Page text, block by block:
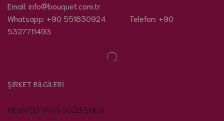
Email: info@bouquet.com.tr
Whatsapp: +90 551830924 Telefon: +90
5327711493
ŞİRKET BİLGİLERİ
MESAFELİ SATIŞ SÖZLEŞMESİ